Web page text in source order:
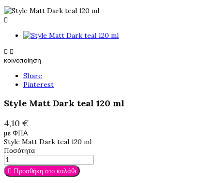

 
κοινοποίηση
Share
Pinterest
Style Matt Dark teal 120 ml
4,10 €
με ΦΠΑ
Style Matt Dark teal 120 ml
Ποσότητα
 Προσθήκη στο καλάθι